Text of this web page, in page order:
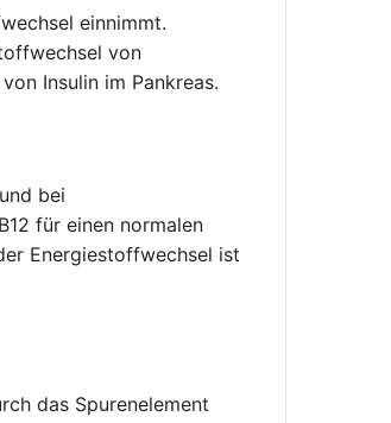
einnimmt.
von
Insulin im Pankreas.
bei
für einen normalen
Energiestoffwechsel ist
das Spurenelement